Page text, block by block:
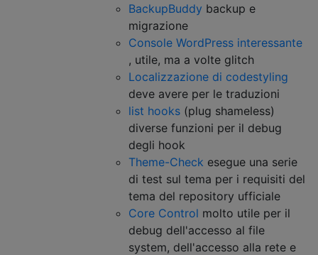
BackupBuddy backup e
migrazione
Console WordPress interessante
, utile, ma a volte glitch
Localizzazione di codestyling
deve avere per le traduzioni
list hooks (plug shameless)
diverse funzioni per il debug
degli hook
Theme-Check esegue una serie
di test sul tema per i requisiti del
tema del repository ufficiale
Core Control molto utile per il
debug dell'accesso al file
system, dell'accesso alla rete e